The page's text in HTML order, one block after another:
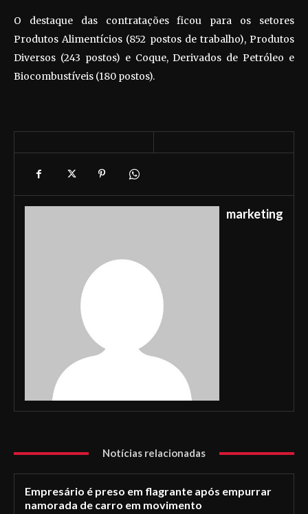
O destaque das contratações ficou para os setores
Produtos Alimentícios (852 postos de trabalho), Produtos
Diversos (243 postos) e Coque, Derivados de Petróleo e
Biocombustíveis (180 postos).
marketing
Notícias relacionadas
Empresário é preso em flagrante após empurrar
namorada de carro em movimento